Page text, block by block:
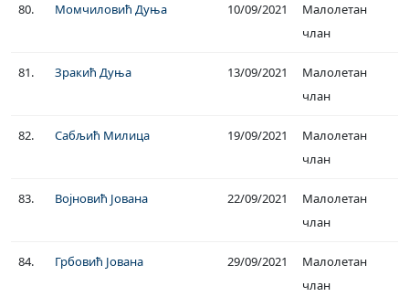
80. Момчиловић Дуња 10/09/2021
Малолетан
члан
81. Зракић Дуња 13/09/2021
Малолетан
члан
82. Сабљић Милица 19/09/2021
Малолетан
члан
83. Војновић Јована 22/09/2021
Малолетан
члан
84. Грбовић Јована 29/09/2021
Малолетан
члан